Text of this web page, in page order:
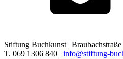
Stiftung Buchkunst |
T. 069 1306 840 | info@stiftung-